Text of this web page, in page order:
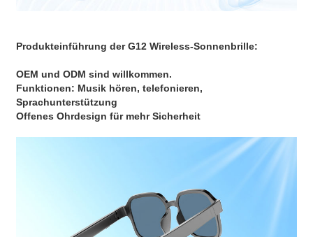
Produkteinführung der G12 Wireless-Sonnenbrille:
OEM und ODM sind willkommen.
Funktionen: Musik hören, telefonieren,
Sprachunterstützung
Offenes Ohrdesign für mehr Sicherheit